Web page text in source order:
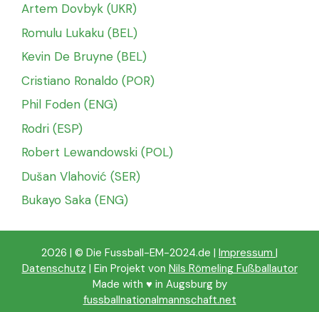
Artem Dovbyk (UKR)
Romulu Lukaku (BEL)
Kevin De Bruyne (BEL)
Cristiano Ronaldo (POR)
Phil Foden (ENG)
Rodri (ESP)
Robert Lewandowski (POL)
Dušan Vlahović (SER)
Bukayo Saka (ENG)
2026 | © Die Fussball-EM-2024.de | Impressum |
Datenschutz | Ein Projekt von Nils Römeling Fußballautor
Made with ♥️ in Augsburg by
fussballnationalmannschaft.net